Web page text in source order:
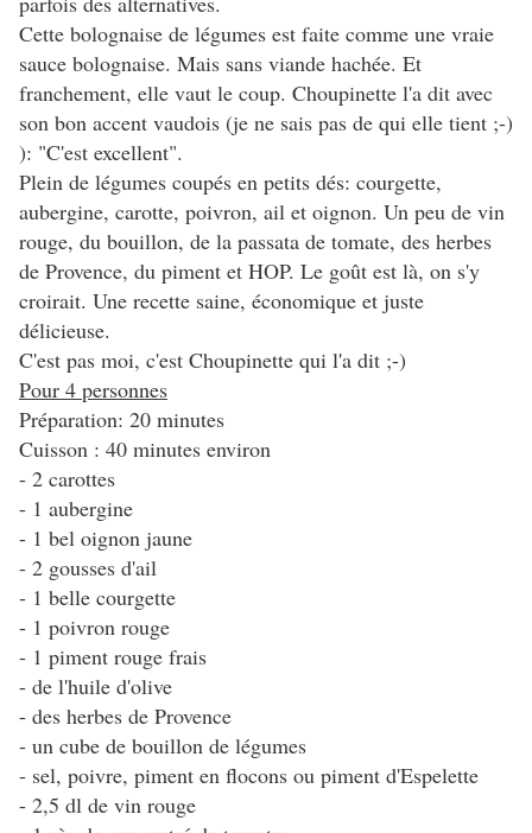
Cette bolognaise de légumes est faite comme une vraie
sauce bolognaise. Mais sans viande hachée. Et
franchement, elle vaut le coup. Choupinette l'a dit avec
son bon accent vaudois (je ne sais pas de qui elle tient ;-)
): "C'est excellent".
Plein de légumes coupés en petits dés: courgette,
aubergine, carotte, poivron, ail et oignon. Un peu de vin
rouge, du bouillon, de la passata de tomate, des herbes
de Provence, du piment et HOP. Le goût est là, on s'y
croirait. Une recette saine, économique et juste
délicieuse.
C'est pas moi, c'est Choupinette qui l'a dit ;-)
Pour 4 personnes
Préparation: 20 minutes
Cuisson : 40 minutes environ
- 2 carottes
- 1 aubergine
- 1 bel oignon jaune
- 2 gousses d'ail
- 1 belle courgette
- 1 poivron rouge
- 1 piment rouge frais
- de l'huile d'olive
- des herbes de Provence
- un cube de bouillon de légumes
- sel, poivre, piment en flocons ou piment d'Espelette
- 2,5 dl de vin rouge